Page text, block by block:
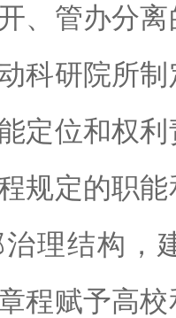
、管办分
科研院所
定位和权
规定的职
理结构，
程赋予高